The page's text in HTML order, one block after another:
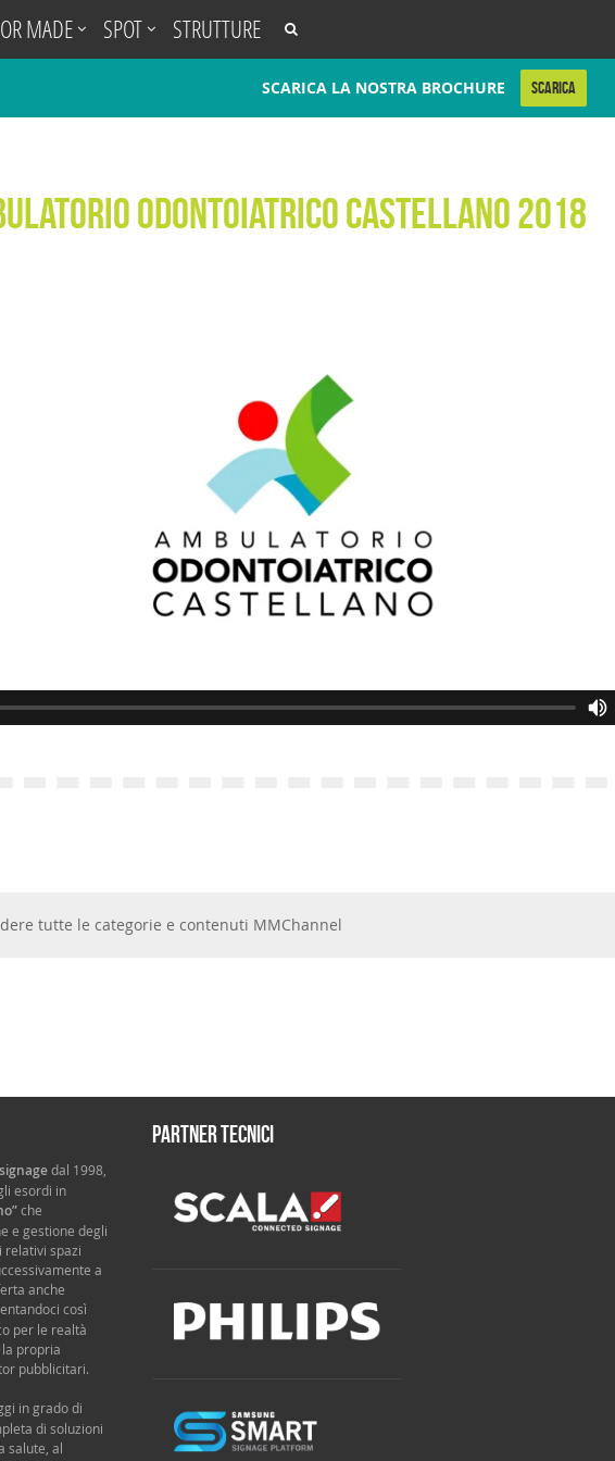
MADE SPOT STRUTTURE
SCARICA LA NOSTRA BROCHURE SCARICA
Odontoiatrico Castellano 2018
tutte le categorie e contenuti MMChannel
dal 1998,
esordi in
che
e gestione degli
relativi spazi
a
anche
così
per le realtà
propria
pubblicitari.
in grado di
di soluzioni
salute, al
Partner tecnici